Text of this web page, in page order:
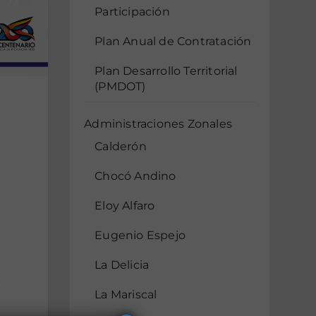
Participación
Plan Anual de Contratación
Plan Desarrollo Territorial
(PMDOT)
Administraciones Zonales
Calderón
Chocó Andino
Eloy Alfaro
Eugenio Espejo
La Delicia
La Mariscal